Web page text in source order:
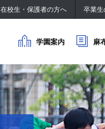
在校生・保護者の方へ 卒業生
学園案内 麻